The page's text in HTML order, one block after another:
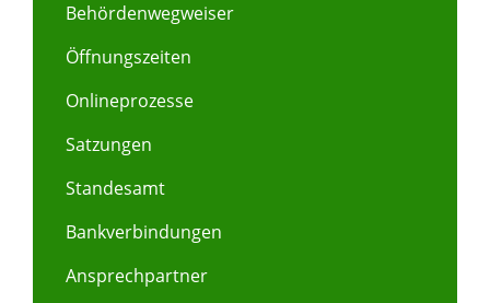
Behördenwegweiser
Öffnungszeiten
Onlineprozesse
Satzungen
Standesamt
Bankverbindungen
Ansprechpartner